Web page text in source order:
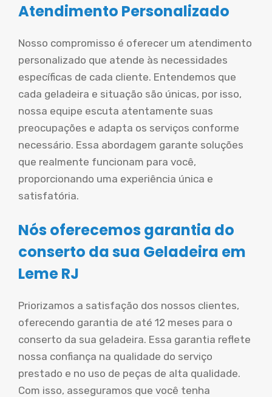
Atendimento Personalizado
Nosso compromisso é oferecer um atendimento
personalizado que atende às necessidades
específicas de cada cliente. Entendemos que
cada geladeira e situação são únicas, por isso,
nossa equipe escuta atentamente suas
preocupações e adapta os serviços conforme
necessário. Essa abordagem garante soluções
que realmente funcionam para você,
proporcionando uma experiência única e
satisfatória.
Nós oferecemos garantia do
conserto da sua Geladeira em
Leme RJ
Priorizamos a satisfação dos nossos clientes,
oferecendo garantia de até 12 meses para o
conserto da sua geladeira. Essa garantia reflete
nossa confiança na qualidade do serviço
prestado e no uso de peças de alta qualidade.
Com isso, asseguramos que você tenha